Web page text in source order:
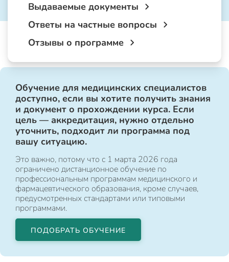
Выдаваемые документы
Ответы на частные вопросы
Отзывы о программе
Обучение для медицинских специалистов
доступно, если вы хотите получить знания
и документ о прохождении курса. Если
цель — аккредитация, нужно отдельно
уточнить, подходит ли программа под
вашу ситуацию.
Это важно, потому что с 1 марта 2026 года
ограничено дистанционное обучение по
профессиональным программам медицинского и
фармацевтического образования, кроме случаев,
предусмотренных стандартами или типовыми
программами.
ПОДОБРАТЬ ОБУЧЕНИЕ